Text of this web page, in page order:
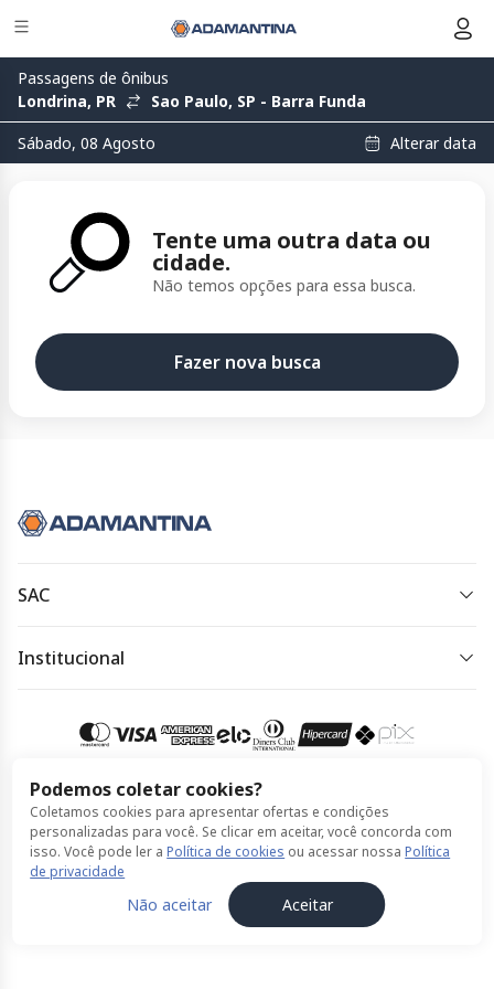
Passagens de ônibus
Londrina, PR
Sao Paulo, SP - Barra Funda
Sábado, 08 Agosto
Alterar data
Tente uma outra data ou
cidade.
Não temos opções para essa busca.
Fazer nova busca
Podemos coletar cookies?
Coletamos cookies para apresentar ofertas e condições
personalizadas para você. Se clicar em aceitar, você concorda com
isso. Você pode ler aPolítica de cookies ou acessar nossaPolítica
de privacidade
Não aceitar Aceitar
SAC
Horário de atendimento:
Institucional
Política de Cookies
Compra 100% segura
© Expresso Adamantina feito por ClickBus 2026
Política de Cookies Termos de Uso